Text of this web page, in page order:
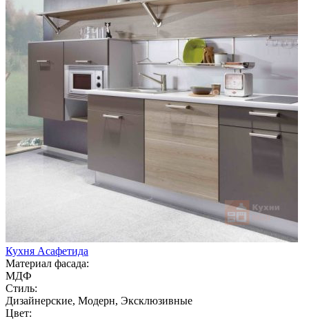
Кухня Асафетида
Материал фасада:
МДФ
Стиль:
Дизайнерские, Модерн, Эксклюзивные
Цвет: